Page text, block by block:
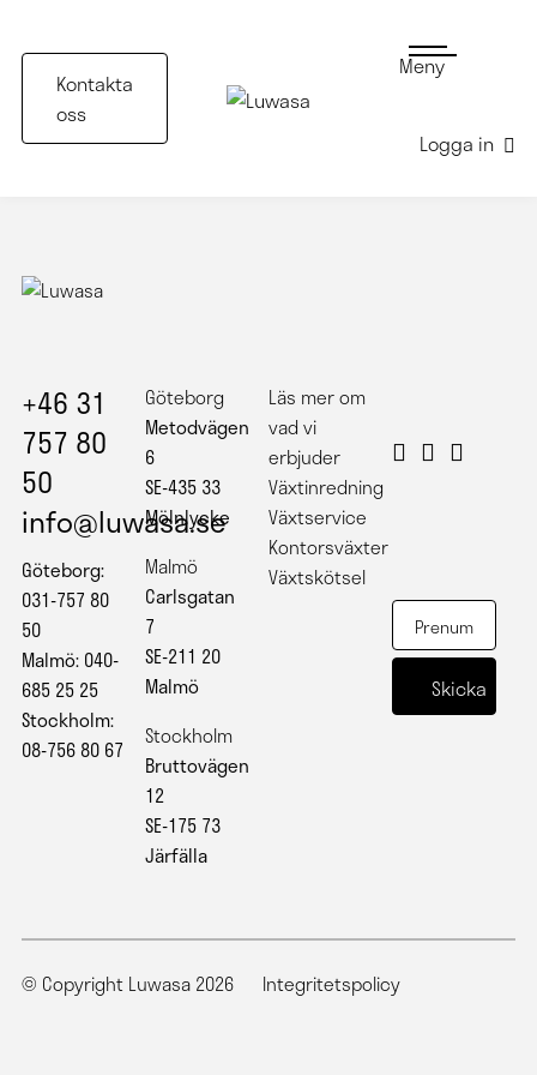
Kontakta
oss
Meny
Logga in
Maffig växtinredning
+46 31
757 80
50
info@luwasa.se
Göteborg:
031-757 80
50
Malmö: 040-
685 25 25
Stockholm:
08-756 80 67
Göteborg
Metodvägen
6
SE-435 33
Mölnlycke
Malmö
Carlsgatan
7
SE-211 20
Malmö
Stockholm
Bruttovägen
12
SE-175 73
Järfälla
Läs mer om
vad vi
erbjuder
Växtinredning
Växtservice
Kontorsväxter
Växtskötsel
© Copyright Luwasa 2026 Integritetspolicy